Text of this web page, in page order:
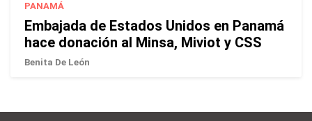
PANAMÁ
Embajada de Estados Unidos en Panamá
hace donación al Minsa, Miviot y CSS
Benita De León